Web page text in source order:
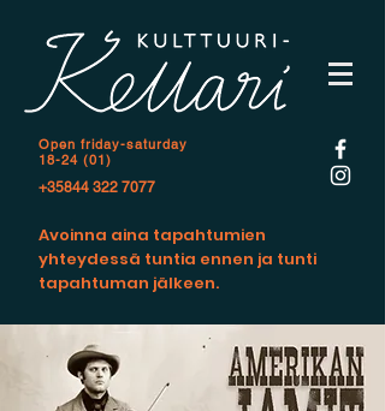
Open friday-saturday
18-24 (01)
+35844 322 7077
Avoinna aina tapahtumien
yhteydessä tuntia ennen ja tunti
tapahtuman jälkeen.